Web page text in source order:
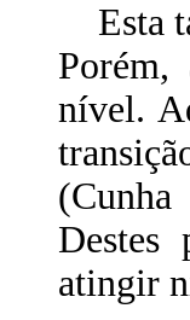
Esta
nível.
Destes
atingir